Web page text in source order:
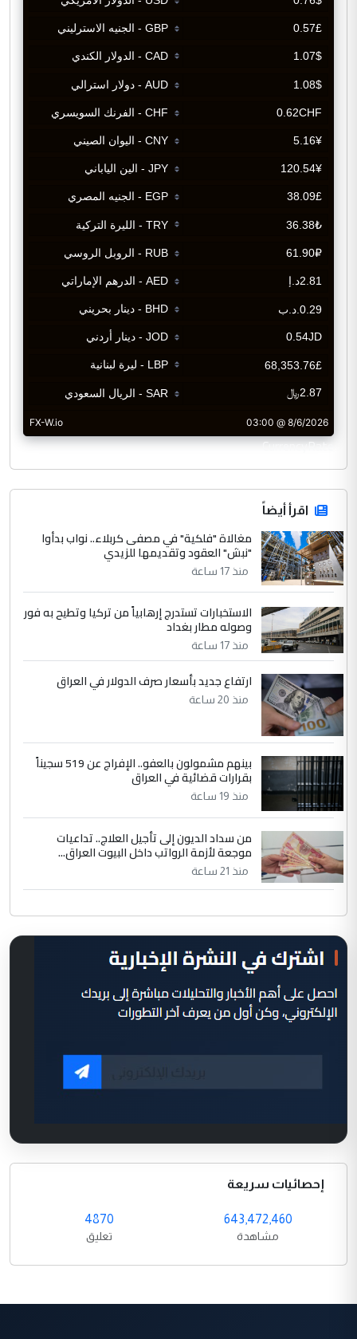
CurrencyRate
اقرأ أيضاً
مغالاة "فلكية" في مصفى كربلاء.. نواب بدأوا
"نبش" العقود وتقديمها للزيدي
منذ 17 ساعة
الاستخبارات تستدرج إرهابياً من تركيا وتطيح به فور
وصوله مطار بغداد
منذ 17 ساعة
ارتفاع جديد بأسعار صرف الدولار في العراق
منذ 20 ساعة
بينهم مشمولون بالعفو.. الإفراج عن 519 سجيناً
بقرارات قضائية في العراق
منذ 19 ساعة
من سداد الديون إلى تأجيل العلاج.. تداعيات
موجعة لأزمة الرواتب داخل البيوت العراق...
منذ 21 ساعة
إحصائيات سريعة
643,472,460
مشاهدة
4870
تعليق